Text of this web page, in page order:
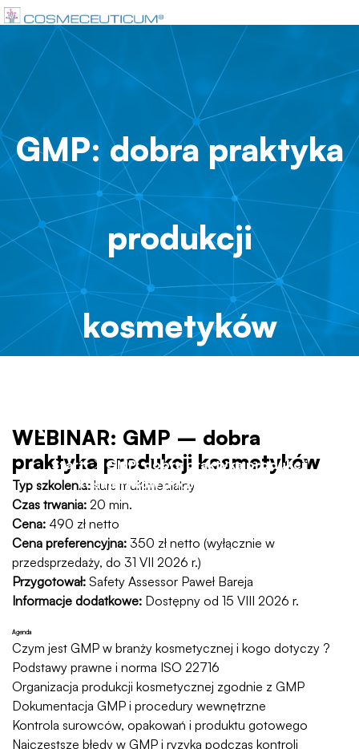
GMP: dobra praktyka
produkcji
kosmetyków
Start
GMP: dobra praktyka produkcji
kosmetyków (PRZEDSPRZEDAŻ)
WEBINAR: GMP – dobra
praktyka produkcji kosmetyków
Typ szkolenia: kurs multimedialny
Czas trwania: 20 min.
Cena: 490 zł netto
Cena preferencyjna: 350 zł netto (wyłącznie w
przedsprzedaży, do 31 VII 2026 r.)
Przygotował: Safety Assessor Paweł Bareja
Informacje dodatkowe: Dostępny od 15 VIII 2026 r.
Agenda
Czym jest GMP w branży kosmetycznej i kogo dotyczy ?
Podstawy prawne i norma ISO 22716
Organizacja produkcji kosmetycznej zgodnie z GMP
Dokumentacja GMP i procedury wewnętrzne
Kontrola surowców, opakowań i produktu gotowego
Najczęstsze błędy w GMP i ryzyka podczas kontroli